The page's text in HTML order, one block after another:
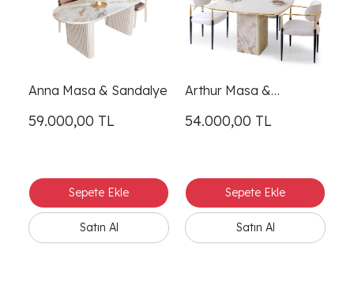
Anna Masa & Sandalye
59.000,00 TL
Arthur Masa &
54.000,00 TL